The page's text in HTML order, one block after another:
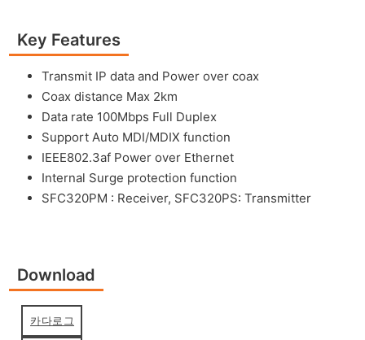
Key Features
Transmit IP data and Power over coax
Coax distance Max 2km
Data rate 100Mbps Full Duplex
Support Auto MDI/MDIX function
IEEE802.3af Power over Ethernet
Internal Surge protection function
SFC320PM : Receiver, SFC320PS: Transmitter
Download
카다로그